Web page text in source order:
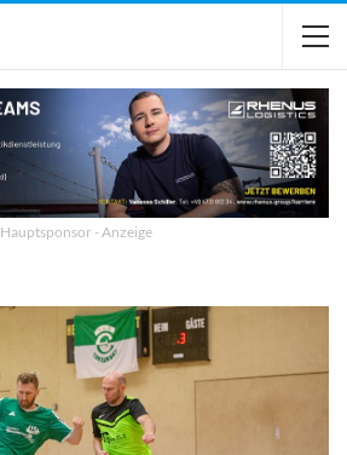
Hauptsponsor - Anzeige